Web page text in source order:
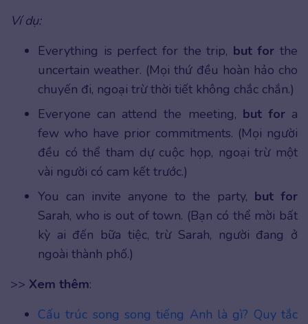
Ví dụ:
Everything is perfect for the trip, but for the
uncertain weather. (Mọi thứ đều hoàn hảo cho
chuyến đi, ngoại trừ thời tiết không chắc chắn.)
Everyone can attend the meeting, but fora
few who have prior commitments. (Mọi người
đều có thể tham dự cuộc họp, ngoại trừ một
vài người có cam kết trước.)
You can invite anyone to the party, but for
Sarah, who is out of town. (Bạn có thể mời bất
kỳ ai đến bữa tiệc, trừ Sarah, người đang ở
ngoài thành phố.)
>> Xem thêm:
Cấu trúc song song tiếng Anh là gì? Quy tắc